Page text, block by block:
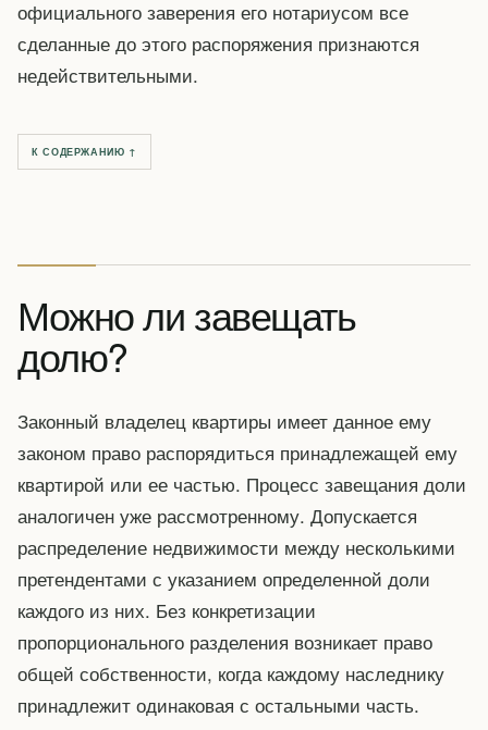
официального заверения его нотариусом все
сделанные до этого распоряжения признаются
недействительными.
К СОДЕРЖАНИЮ ↑
Можно ли завещать
долю?
Законный владелец квартиры имеет данное ему
законом право распорядиться принадлежащей ему
квартирой или ее частью. Процесс завещания доли
аналогичен уже рассмотренному. Допускается
распределение недвижимости между несколькими
претендентами с указанием определенной доли
каждого из них. Без конкретизации
пропорционального разделения возникает право
общей собственности, когда каждому наследнику
принадлежит одинаковая с остальными часть.